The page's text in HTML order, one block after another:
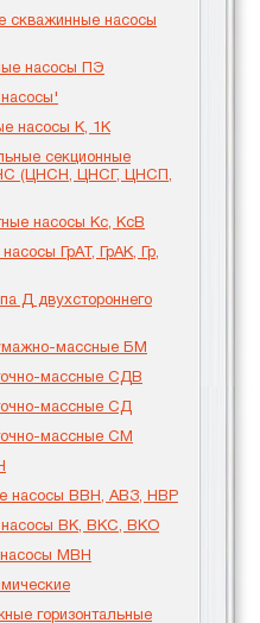
скважинные насосы
насосы ПЭ
насосы К, 1К
секционные
(ЦНСН, ЦНСГ, ЦНСП,
насосы Кс, КсВ
ГрАТ, ГрАК, Гр,
Д двухстороннего
массные БМ
массные СДВ
массные СД
массные СМ
насосы ВВН, АВЗ, НВР
насосы ВК, ВКС, ВКО
МВН
горизонтальные